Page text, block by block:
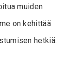
muiden
on kehittää
hetkiä.